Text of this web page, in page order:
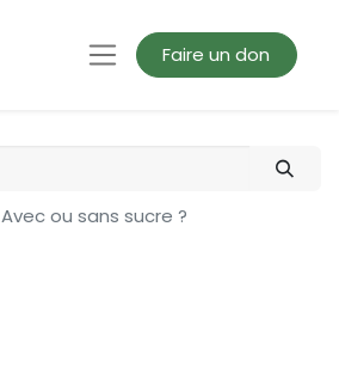
Faire un don
Avec ou sans sucre ?